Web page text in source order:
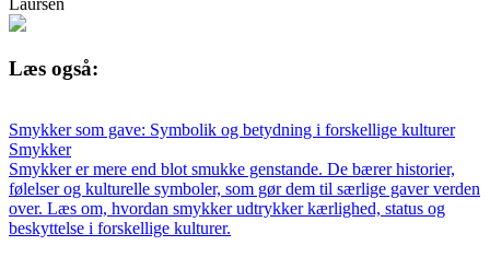
Laursen
Læs også:
Smykker som gave: Symbolik og betydning i forskellige kulturer
Smykker
Smykker er mere end blot smukke genstande. De bærer historier,
følelser og kulturelle symboler, som gør dem til særlige gaver verden
over. Læs om, hvordan smykker udtrykker kærlighed, status og
beskyttelse i forskellige kulturer.